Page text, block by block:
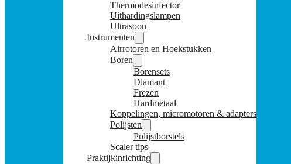
Thermodesinfector
Uithardingslampen
Ultrasoon
Instrumenten
Airrotoren en Hoekstukken
Boren
Borensets
Diamant
Frezen
Hardmetaal
Koppelingen, micromotoren & adapters
Polijsten
Polijstborstels
Scaler tips
Praktijkinrichting